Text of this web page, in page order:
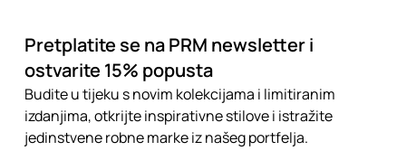
Pretplatite se na PRM newsletter i
ostvarite 15% popusta
Budite u tijeku s novim kolekcijama i limitiranim
izdanjima, otkrijte inspirativne stilove i istražite
jedinstvene robne marke iz našeg portfelja.